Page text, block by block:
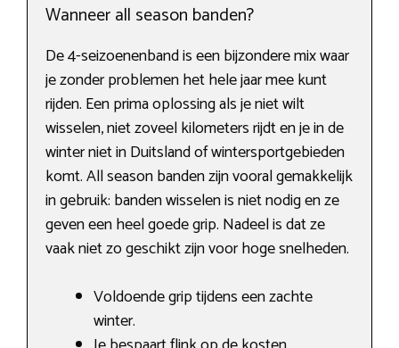
Wanneer all season banden?
De 4-seizoenenband is een bijzondere mix waar
je zonder problemen het hele jaar mee kunt
rijden. Een prima oplossing als je niet wilt
wisselen, niet zoveel kilometers rijdt en je in de
winter niet in Duitsland of wintersportgebieden
komt. All season banden zijn vooral gemakkelijk
in gebruik: banden wisselen is niet nodig en ze
geven een heel goede grip. Nadeel is dat ze
vaak niet zo geschikt zijn voor hoge snelheden.
Voldoende grip tijdens een zachte
winter.